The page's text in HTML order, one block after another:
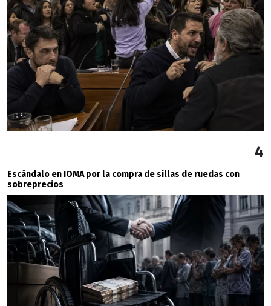
4
Escándalo en IOMA por la compra de sillas de ruedas con
sobreprecios